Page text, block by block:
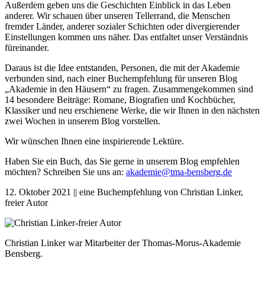
Außerdem geben uns die Geschichten Einblick in das Leben
anderer. Wir schauen über unseren Tellerrand, die Menschen
fremder Länder, anderer sozialer Schichten oder divergierender
Einstellungen kommen uns näher. Das entfaltet unser Verständnis
füreinander.
Daraus ist die Idee entstanden, Personen, die mit der Akademie
verbunden sind, nach einer Buchempfehlung für unseren Blog
„Akademie in den Häusern“ zu fragen. Zusammengekommen sind
14 besondere Beiträge: Romane, Biografien und Kochbücher,
Klassiker und neu erschienene Werke, die wir Ihnen in den nächsten
zwei Wochen in unserem Blog vorstellen.
Wir wünschen Ihnen eine inspirierende Lektüre.
Haben Sie ein Buch, das Sie gerne in unserem Blog empfehlen
möchten? Schreiben Sie uns an: akademie@tma-bensberg.de
12. Oktober 2021 || eine Buchempfehlung von Christian Linker,
freier Autor
Christian Linker war Mitarbeiter der Thomas-Morus-Akademie
Bensberg.